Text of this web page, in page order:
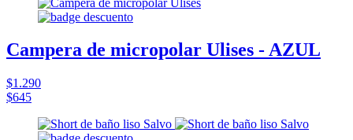
Campera de micropolar Ulises - AZUL
$1.290
$645